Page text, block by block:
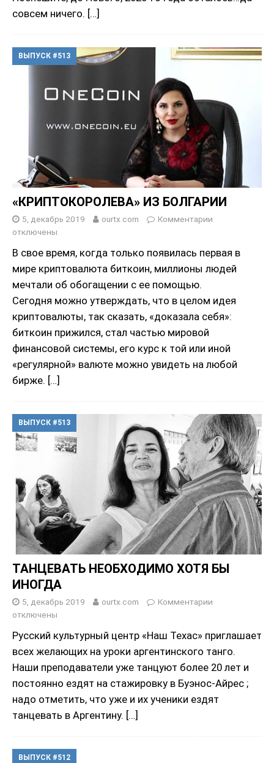
совсем ничего. […]
ВЫПУСК #513
«КРИПТОКОРОЛЕВА» ИЗ БОЛГАРИИ
5, декабрь 2019 ourtx.com
Комментарии
отключены
В свое время, когда только появилась первая в
мире криптовалюта биткоин, миллионы людей
мечтали об обогащении с ее помощью.
Сегодня можно утверждать, что в целом идея
криптовалюты, так сказать, «доказала себя»:
биткоин прижился, стал частью мировой
финансовой системы, его курс к той или иной
«регулярной» валюте можно увидеть на любой
бирже. […]
ВЫПУСК #513
ТАНЦЕВАТЬ НЕОБХОДИМО ХОТЯ БЫ
ИНОГДА
5, декабрь 2019 ourtx.com
Комментарии
отключены
Русский культурный центр «Наш Техас» приглашает
всех желающих на уроки аргентинского танго.
Наши преподаватели уже танцуют более 20 лет и
постоянно ездят на стажировку в Буэнос-Айрес ;
надо отметить, что уже и их ученики ездят
танцевать в Аргентину. […]
ВЫПУСК #512